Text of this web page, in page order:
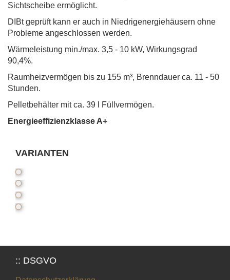
Sichtscheibe ermöglicht.
DIBt geprüft kann er auch in Niedrigenergiehäusern ohne
Probleme angeschlossen werden.
Wärmeleistung min./max. 3,5 - 10 kW, Wirkungsgrad
90,4%.
Raumheizvermögen bis zu 155 m³, Brenndauer ca. 11 - 50
Stunden.
Pelletbehälter mit ca. 39 l Füllvermögen.
Energieeffizienzklasse A+
VARIANTEN
:: DSGVO